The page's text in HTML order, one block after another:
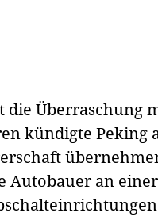
die Überraschung
kündigte
Autobauer an